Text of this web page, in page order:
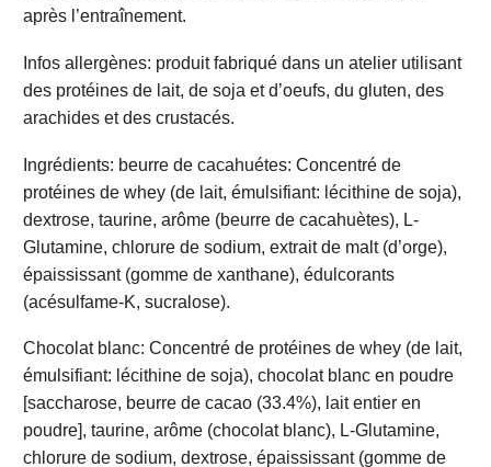
après l’entraînement.
Infos allergènes: produit fabriqué dans un atelier utilisant
des protéines de lait, de soja et d’oeufs, du gluten, des
arachides et des crustacés.
Ingrédients: beurre de cacahuétes: Concentré de
protéines de whey (de lait, émulsifiant: lécithine de soja),
dextrose, taurine, arôme (beurre de cacahuètes), L-
Glutamine, chlorure de sodium, extrait de malt (d’orge),
épaississant (gomme de xanthane), édulcorants
(acésulfame-K, sucralose).
Chocolat blanc: Concentré de protéines de whey (de lait,
émulsifiant: lécithine de soja), chocolat blanc en poudre
[saccharose, beurre de cacao (33.4%), lait entier en
poudre], taurine, arôme (chocolat blanc), L-Glutamine,
chlorure de sodium, dextrose, épaississant (gomme de